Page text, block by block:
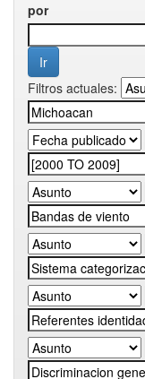
por
Filtros actuales: